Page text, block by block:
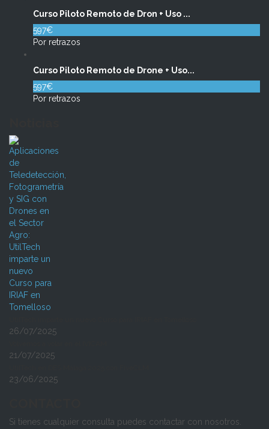
Curso Piloto Remoto de Dron + Uso ...
597€
Por retrazos
Curso Piloto Remoto de Drone + Uso...
597€
Por retrazos
26/07/2025
21/07/2025
23/06/2025
Si tienes cualquier consulta puedes contactar con nosotros.